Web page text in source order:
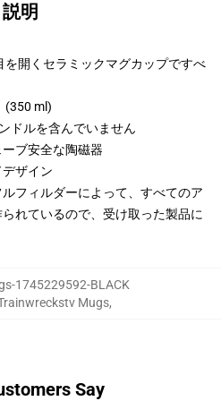
説明
を開くセラミックマグカップですべ
(350 ml)
ドルを含んでいません
ブ安全な陶磁器
ザイン
フィルダーによって、すべてのア
れているので、受け取った製品に
1745229592-BLACK
Mugs,
Say